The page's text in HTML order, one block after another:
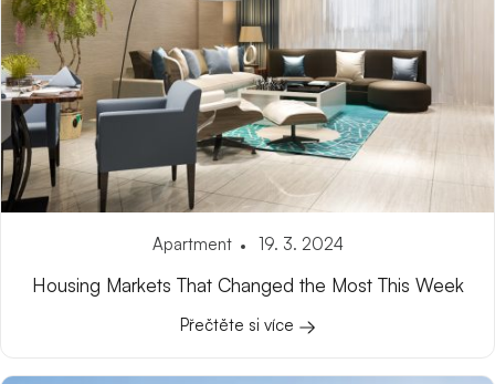
Apartment 19. 3. 2024
Housing Markets That Changed the Most This Week
Přečtěte si více